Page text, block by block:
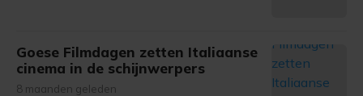
Goese Filmdagen zetten Italiaanse
cinema in de schijnwerpers
8 maanden geleden